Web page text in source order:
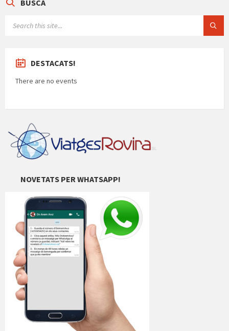
BUSCA
DESTACATS!
There are no events
NOVETATS PER WHATSAPP!